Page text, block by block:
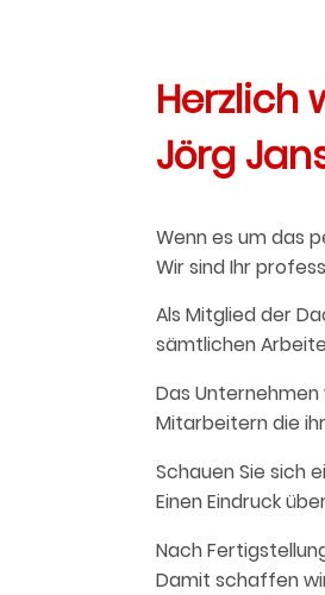
Herzlich
Jörg
Wenn es um das
Wir sind Ihr
Als Mitglied der
sämtlichen
Das
Mitarbeitern die
Schauen Sie sich
Einen Eindruck
Nach
Damit schaffen